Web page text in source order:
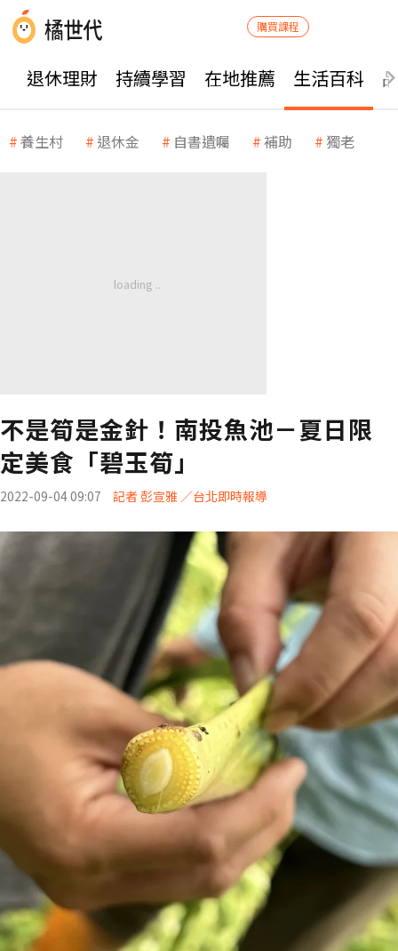
購買課程
退休理財 持續學習 在地推薦 生活百科
養生村 退休金 自書遺囑 補助 獨老
不是筍是金針！南投魚池－夏日限
定美食「碧玉筍」
2022-09-04 09:07 記者 彭宣雅 ／台北即時報導